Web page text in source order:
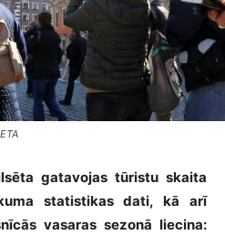
gatavojas tūristu skaita
statistikas dati, kā arī
vasaras sezonā liecina: